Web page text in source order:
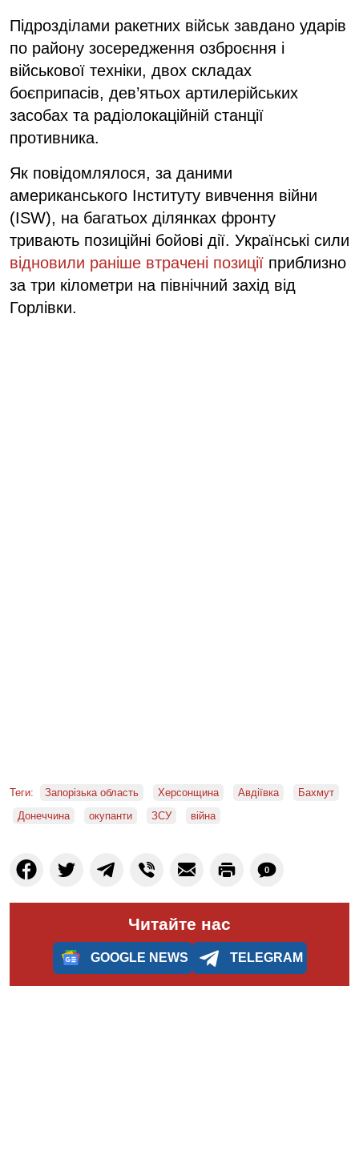
Підрозділами ракетних військ завдано ударів
по району зосередження озброєння і
військової техніки, двох складах
боєприпасів, дев’ятьох артилерійських
засобах та радіолокаційній станції
противника.
Як повідомлялося, за даними
американського Інституту вивчення війни
(ISW), на багатьох ділянках фронту
тривають позиційні бойові дії. Українські сили
відновили раніше втрачені позиції приблизно
за три кілометри на північний захід від
Горлівки.
Теги: Запорізька область Херсонщина Авдіївка
Бахмут
Донеччина
окупанти ЗСУ війна
0
Читайте нас
GOOGLE NEWS TELEGRAM